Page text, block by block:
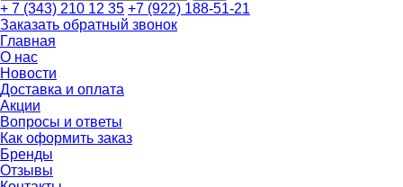
+ 7 (343) 210 12 35 +7 (922) 188-51-21
Заказать обратный звонок
Главная
О нас
Новости
Доставка и оплата
Акции
Вопросы и ответы
Как оформить заказ
Бренды
Отзывы